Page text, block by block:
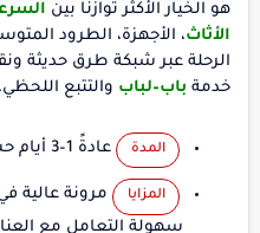
هو الخيار الأكثر توازنًا بين
الأثاث، الأجهزة، الطرود
الرحلة عبر شبكة طرق حديثة
خدمة باب–لباب والتتبع اللحظي.
المدة عادةً 1–3 أيام حسب الجدولة.
المزايا
مرونة عالية
سهولة التعامل مع